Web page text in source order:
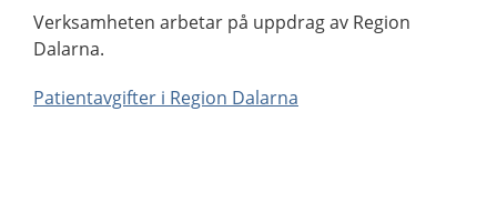
Verksamheten arbetar på uppdrag av Region
Dalarna.
Patientavgifter i Region Dalarna